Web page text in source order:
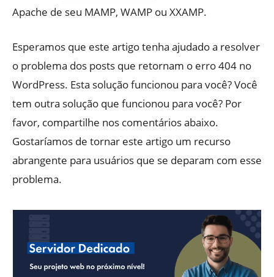
Apache de seu MAMP, WAMP ou XXAMP.
Esperamos que este artigo tenha ajudado a resolver
o problema dos posts que retornam o erro 404 no
WordPress. Esta solução funcionou para você? Você
tem outra solução que funcionou para você? Por
favor, compartilhe nos comentários abaixo.
Gostaríamos de tornar este artigo um recurso
abrangente para usuários que se deparam com esse
problema.